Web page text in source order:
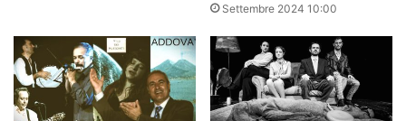
Settembre 2024 10:00